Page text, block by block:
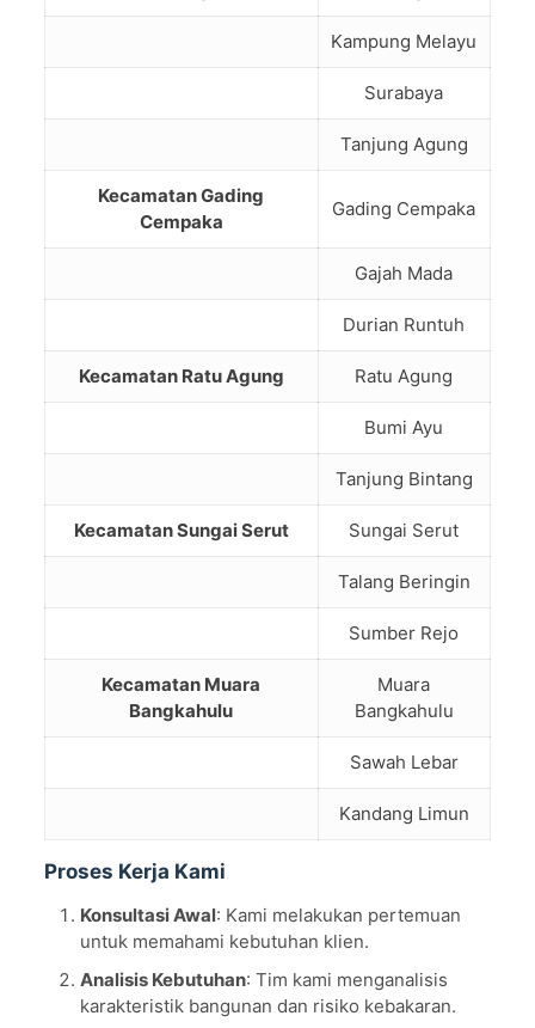
Kampung Melayu
Surabaya
Tanjung Agung
Kecamatan Gading
Cempaka
Gading Cempaka
Gajah Mada
Durian Runtuh
Kecamatan Ratu Agung Ratu Agung
Bumi Ayu
Tanjung Bintang
Kecamatan Sungai Serut Sungai Serut
Talang Beringin
Sumber Rejo
Kecamatan Muara
Bangkahulu
Muara
Bangkahulu
Sawah Lebar
Kandang Limun
Proses Kerja Kami
Konsultasi Awal: Kami melakukan pertemuan
untuk memahami kebutuhan klien.
Analisis Kebutuhan: Tim kami menganalisis
karakteristik bangunan dan risiko kebakaran.